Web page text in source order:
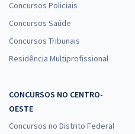
Concursos Policiais
Concursos Saúde
Concursos Tribunais
Residência Multiprofissional
CONCURSOS NO CENTRO-
OESTE
Concursos no Distrito Federal